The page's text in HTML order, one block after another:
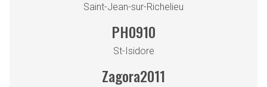
Saint-Jean-sur-Richelieu
PH0910
St-Isidore
Zagora2011